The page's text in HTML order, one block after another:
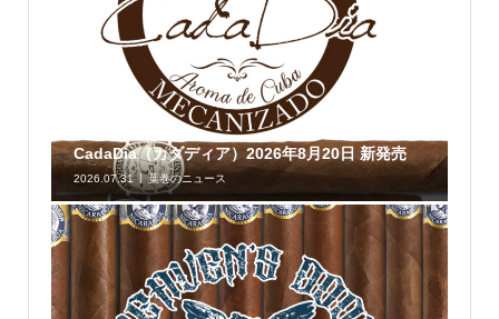
CadaDia（カダディア）2026年8月20日 新発売
2026.07.31 葉巻のニュース